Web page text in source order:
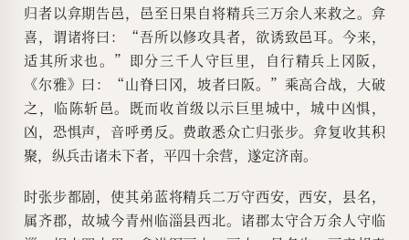
归者以弇期告邑，邑至日果自将精兵三万余人来救之。弇
喜，谓诸将曰：“吾所以修攻具者，欲诱致邑耳。今来，
适其所求也。”即分三千人守巨里，自行精兵上冈阪，
《尔雅》曰：“山脊曰冈，坡者曰阪。”乘高合战，大破
之，临陈斩邑。既而收首级以示巨里城中，城中凶惧，
凶，恐惧声，音呼勇反。费敢悉众亡归张步。弇复收其积
聚，纵兵击诸未下者，平四十余营，遂定济南。
时张步都剧，使其弟蓝将精兵二万守西安，西安，县名，
属齐郡，故城今青州临淄县西北。诸郡太守合万余人守临